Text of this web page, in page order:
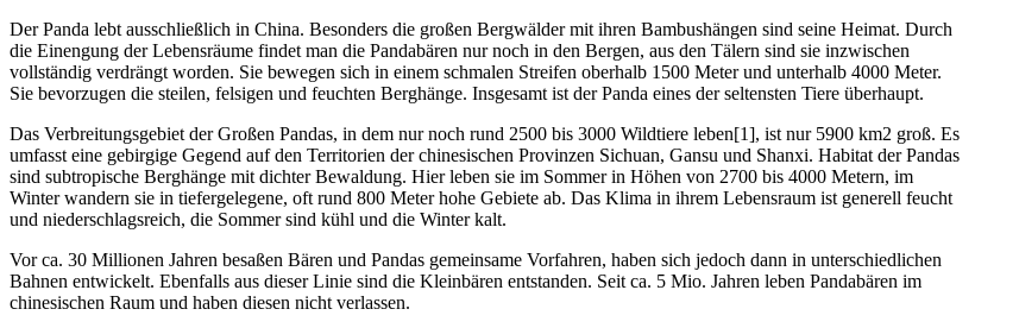
Der Panda lebt ausschließlich in China. Besonders die großen Bergwälder mit ihren Bambushängen sind seine Heimat. Durch
die Einengung der Lebensräume findet man die Pandabären nur noch in den Bergen, aus den Tälern sind sie inzwischen
vollständig verdrängt worden. Sie bewegen sich in einem schmalen Streifen oberhalb 1500 Meter und unterhalb 4000 Meter.
Sie bevorzugen die steilen, felsigen und feuchten Berghänge. Insgesamt ist der Panda eines der seltensten Tiere überhaupt.
Das Verbreitungsgebiet der Großen Pandas, in dem nur noch rund 2500 bis 3000 Wildtiere leben[1], ist nur 5900 km2 groß. Es
umfasst eine gebirgige Gegend auf den Territorien der chinesischen Provinzen Sichuan, Gansu und Shanxi. Habitat der Pandas
sind subtropische Berghänge mit dichter Bewaldung. Hier leben sie im Sommer in Höhen von 2700 bis 4000 Metern, im
Winter wandern sie in tiefergelegene, oft rund 800 Meter hohe Gebiete ab. Das Klima in ihrem Lebensraum ist generell feucht
und niederschlagsreich, die Sommer sind kühl und die Winter kalt.
Vor ca. 30 Millionen Jahren besaßen Bären und Pandas gemeinsame Vorfahren, haben sich jedoch dann in unterschiedlichen
Bahnen entwickelt. Ebenfalls aus dieser Linie sind die Kleinbären entstanden. Seit ca. 5 Mio. Jahren leben Pandabären im
chinesischen Raum und haben diesen nicht verlassen.